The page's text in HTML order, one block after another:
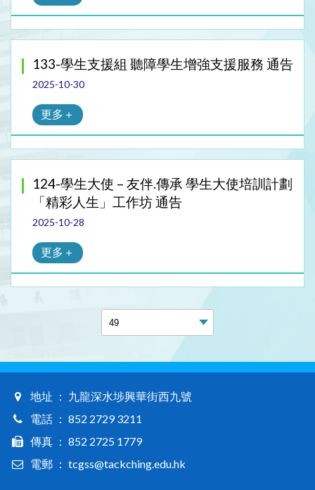
133-學生支援組 聽障學生增強支援服務 通告
2025-10-30
更多＋
124-學生大使 – 友伴.傳承 學生大使培訓計劃
「精彩人生」工作坊 通告
2025-10-28
更多＋
地址 ： 九龍深水埗興華街西九號
電話 ： 852 2729 3211
傳真 ： 852 2725 1779
電郵 ： tcgss@tackching.edu.hk